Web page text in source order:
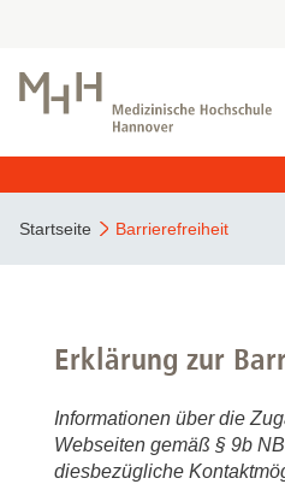
Startseite Barrierefreiheit
Erklärung zur
Informationen über die
Webseiten gemäß § 9b
diesbezügliche